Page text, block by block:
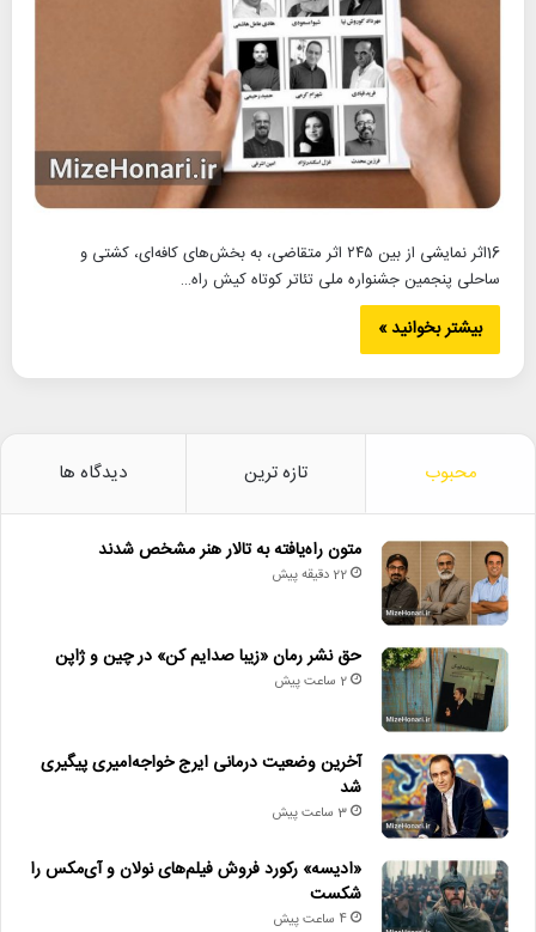
16اثر نمایشی از بین ۲۴۵ اثر متقاضی، به بخش‌های کافه‌ای، کشتی و
ساحلی پنجمین جشنواره ملی تئاتر کوتاه کیش راه…
بیشتر بخوانید »
محبوب تازه ترین دیدگاه ها
متون راه‌یافته به تالار هنر مشخص شدند
22 دقیقه پیش
حق نشر رمان «زیبا صدایم کن» در چین و ژاپن
2 ساعت پیش
آخرین وضعیت درمانی ایرج خواجه‌امیری پیگیری
شد
3 ساعت پیش
«ادیسه» رکورد فروش فیلم‌های نولان و آی‌مکس را
شکست
4 ساعت پیش